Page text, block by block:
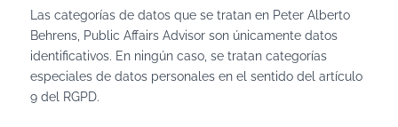
Las categorías de datos que se tratan en Peter Alberto
Behrens, Public Affairs Advisor son únicamente datos
identificativos. En ningún caso, se tratan categorías
especiales de datos personales en el sentido del artículo
9 del RGPD.